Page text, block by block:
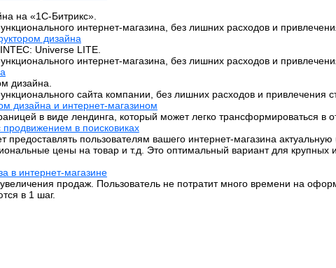
на «1C-Битрикс».
интернет-магазина, без лишних расходов и
дизайна
Universe LITE.
интернет-магазина, без лишних расходов и
дизайна.
сайта компании, без лишних расходов и привлечения
дизайна и интернет-магазином
в виде лендинга, который может легко трансформироваться
продвижением в поисковиках
пользователям вашего интернет-магазина
цены на товар и т.д. Это оптимальный вариант для крупных
в интернет-магазине
продаж. Пользователь не потратит много времени на
в 1 шаг.